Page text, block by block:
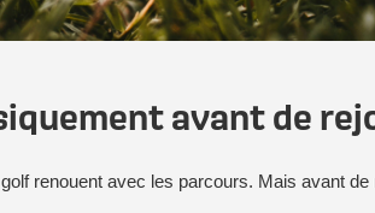
avant de
renouent avec les parcours. Mais avant